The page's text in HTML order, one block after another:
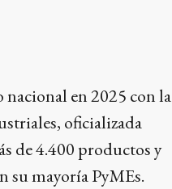
en 2025 con la
oficializada
de 4.400 productos y
su mayoría PyMEs.